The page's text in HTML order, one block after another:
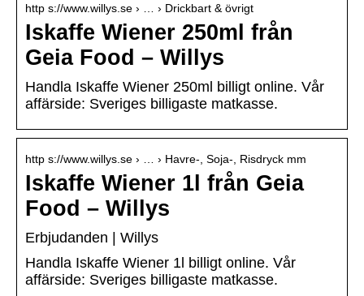
http s://www.willys.se › … › Drickbart & övrigt
Iskaffe Wiener 250ml från
Geia Food – Willys
Handla Iskaffe Wiener 250ml billigt online. Vår
affärside: Sveriges billigaste matkasse.
http s://www.willys.se › … › Havre-, Soja-, Risdryck mm
Iskaffe Wiener 1l från Geia
Food – Willys
Erbjudanden | Willys
Handla Iskaffe Wiener 1l billigt online. Vår
affärside: Sveriges billigaste matkasse.